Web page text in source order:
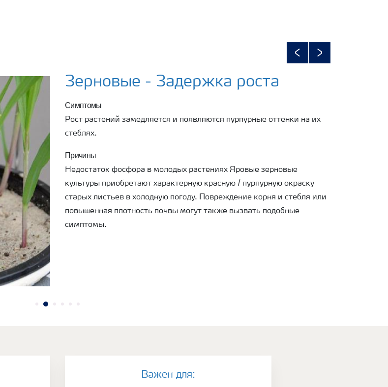
PreviousNext
Зерновые - Задержка роста
Симптомы
Рост растений замедляется и появляются пурпурные оттенки на их
стеблях.
Причины
Недостаток фосфора в молодых растениях Яровые зерновые
культуры приобретают характерную красную / пурпурную окраску
старых листьев в холодную погоду. Повреждение корня и стебля или
повышенная плотность почвы могут также вызвать подобные
симптомы.
Bажен для: